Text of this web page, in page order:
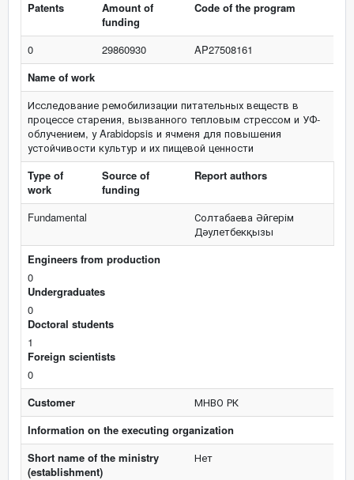
Patents
Amount of
funding
Code of the program
0 29860930
AP27508161
Name of work
Исследование ремобилизации питательных веществ в
процессе старения, вызванного тепловым стрессом и УФ-
облучением, у Arabidopsis и ячменя для повышения
устойчивости культур и их пищевой ценности
Type of
work
Source of
funding
Report authors
Fundamental
Солтабаева Әйгерім
Дәулетбекқызы
Engineers from production
0
Undergraduates
0
Doctoral students
1
Foreign scientists
0
Customer
МНВО РК
Information on the executing organization
Short name of the ministry
(establishment)
Нет